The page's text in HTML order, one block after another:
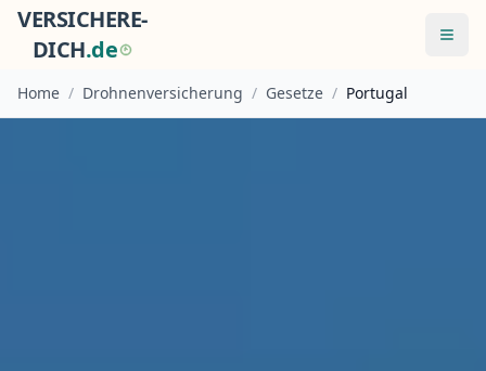
VERSICHERE-
DICH.de
Home / Drohnenversicherung / Gesetze / Portugal